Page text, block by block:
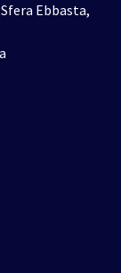
Ebbasta,